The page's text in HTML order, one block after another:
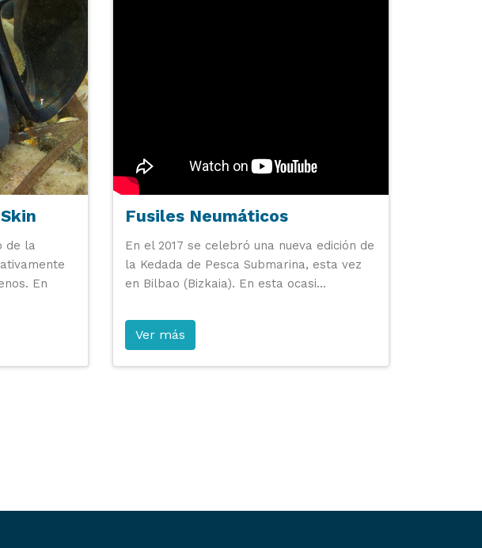
de la
En
Fusiles Neumáticos
En el 2017 se celebró una nueva edición de
la Kedada de Pesca Submarina, esta vez
en Bilbao (Bizkaia). En esta ocasi...
Ver más